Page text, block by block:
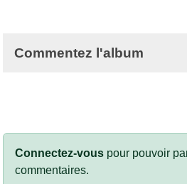
Commentez l'album
Connectez-vous pour pouvoir
commentaires.